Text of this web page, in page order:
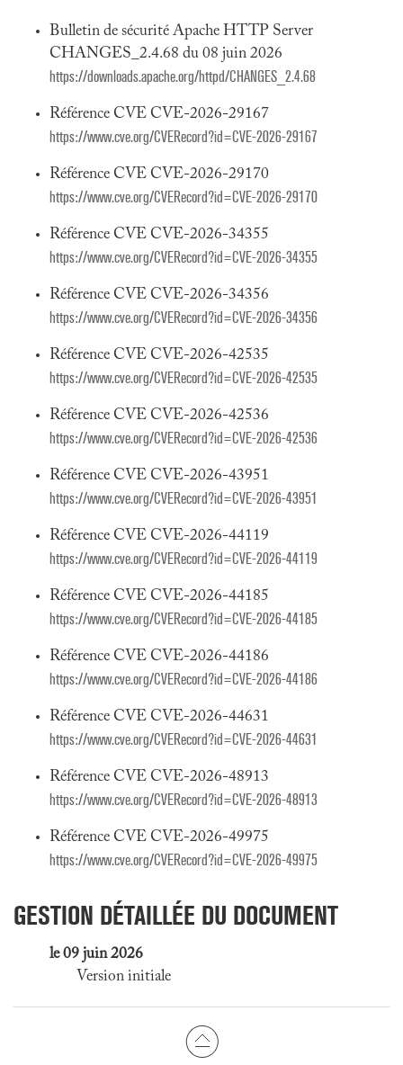
Bulletin de sécurité Apache HTTP Server
CHANGES_2.4.68 du 08 juin 2026
https://downloads.apache.org/httpd/CHANGES_2.4.68
Référence CVE CVE-2026-29167
https://www.cve.org/CVERecord?id=CVE-2026-29167
Référence CVE CVE-2026-29170
https://www.cve.org/CVERecord?id=CVE-2026-29170
Référence CVE CVE-2026-34355
https://www.cve.org/CVERecord?id=CVE-2026-34355
Référence CVE CVE-2026-34356
https://www.cve.org/CVERecord?id=CVE-2026-34356
Référence CVE CVE-2026-42535
https://www.cve.org/CVERecord?id=CVE-2026-42535
Référence CVE CVE-2026-42536
https://www.cve.org/CVERecord?id=CVE-2026-42536
Référence CVE CVE-2026-43951
https://www.cve.org/CVERecord?id=CVE-2026-43951
Référence CVE CVE-2026-44119
https://www.cve.org/CVERecord?id=CVE-2026-44119
Référence CVE CVE-2026-44185
https://www.cve.org/CVERecord?id=CVE-2026-44185
Référence CVE CVE-2026-44186
https://www.cve.org/CVERecord?id=CVE-2026-44186
Référence CVE CVE-2026-44631
https://www.cve.org/CVERecord?id=CVE-2026-44631
Référence CVE CVE-2026-48913
https://www.cve.org/CVERecord?id=CVE-2026-48913
Référence CVE CVE-2026-49975
https://www.cve.org/CVERecord?id=CVE-2026-49975
GESTION DÉTAILLÉE DU DOCUMENT
le 09 juin 2026
Version initiale